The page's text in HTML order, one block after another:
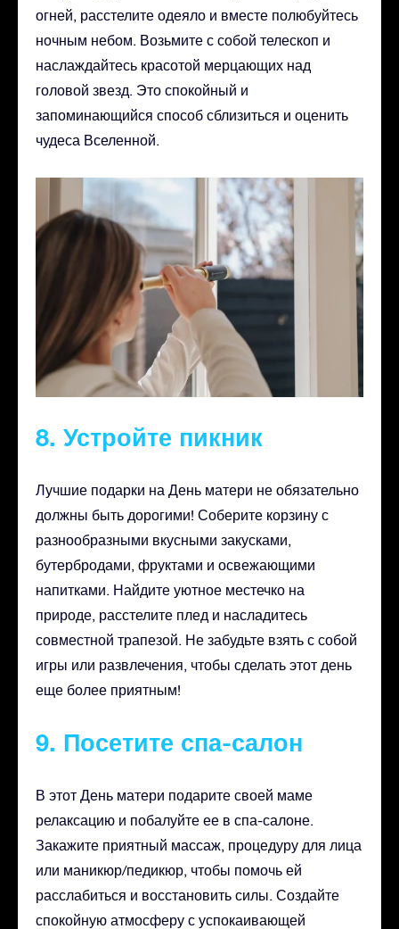
огней, расстелите одеяло и вместе полюбуйтесь
ночным небом. Возьмите с собой телескоп и
наслаждайтесь красотой мерцающих над
головой звезд. Это спокойный и
запоминающийся способ сблизиться и оценить
чудеса Вселенной.
8. Устройте пикник
Лучшие подарки на День матери не обязательно
должны быть дорогими! Соберите корзину с
разнообразными вкусными закусками,
бутербродами, фруктами и освежающими
напитками. Найдите уютное местечко на
природе, расстелите плед и насладитесь
совместной трапезой. Не забудьте взять с собой
игры или развлечения, чтобы сделать этот день
еще более приятным!
9. Посетите спа-салон
В этот День матери подарите своей маме
релаксацию и побалуйте ее в спа-салоне.
Закажите приятный массаж, процедуру для лица
или маникюр/педикюр, чтобы помочь ей
расслабиться и восстановить силы. Создайте
спокойную атмосферу с успокаивающей